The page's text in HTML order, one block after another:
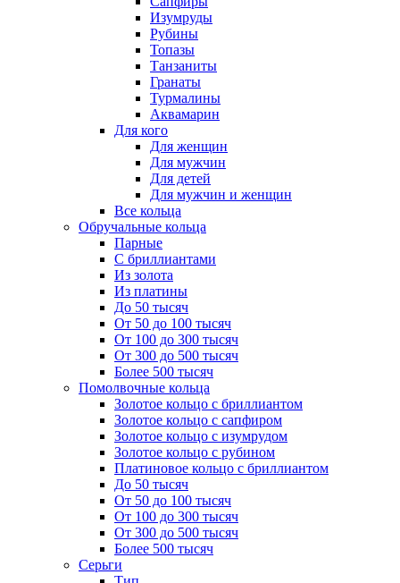
Изумруды
Рубины
Топазы
Танзаниты
Гранаты
Турмалины
Аквамарин
Для кого
Для женщин
Для мужчин
Для детей
Для мужчин и женщин
Все кольца
Обручальные кольца
Парные
С бриллиантами
Из золота
Из платины
До 50 тысяч
От 50 до 100 тысяч
От 100 до 300 тысяч
От 300 до 500 тысяч
Более 500 тысяч
Помолвочные кольца
Золотое кольцо с бриллиантом
Золотое кольцо с сапфиром
Золотое кольцо с изумрудом
Золотое кольцо с рубином
Платиновое кольцо с бриллиантом
До 50 тысяч
От 50 до 100 тысяч
От 100 до 300 тысяч
От 300 до 500 тысяч
Более 500 тысяч
Серьги